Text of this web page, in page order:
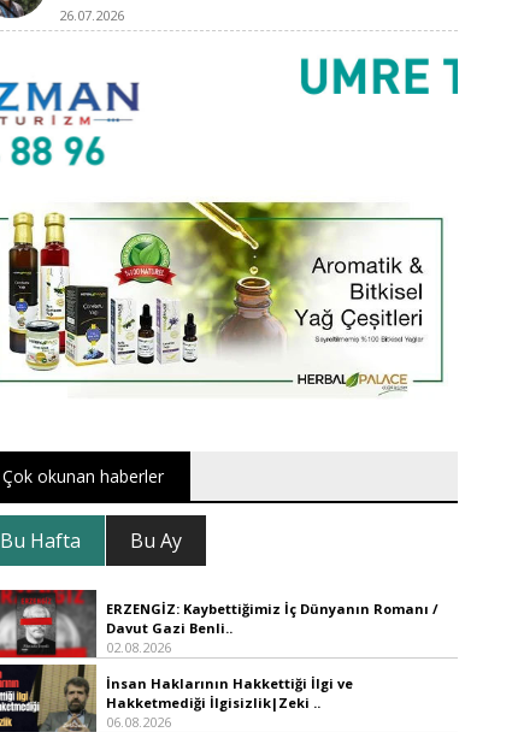
26.07.2026
Çok okunan haberler
Bu Hafta Bu Ay
ERZENGİZ: Kaybettiğimiz İç Dünyanın Romanı /
Davut Gazi Benli..
02.08.2026
İnsan Haklarının Hakkettiği İlgi ve
Hakketmediği İlgisizlik|Zeki ..
06.08.2026